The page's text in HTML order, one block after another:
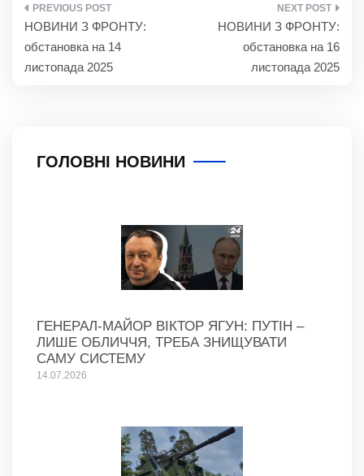
НАВІГАЦІЯ
ЗАПИСІВ
НОВИНИ З ФРОНТУ:
обстановка на 14
листопада 2025
НОВИНИ З ФРОНТУ:
обстановка на 16
листопада 2025
ГОЛОВНІ НОВИНИ
ГЕНЕРАЛ-МАЙОР ВІКТОР ЯГУН: ПУТІН –
ЛИШЕ ОБЛИЧЧЯ, ТРЕБА ЗНИЩУВАТИ
САМУ СИСТЕМУ
14.07.2026